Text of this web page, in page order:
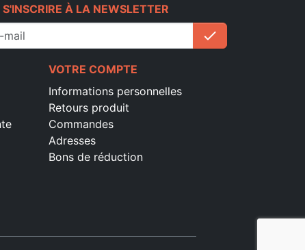
S'INSCRIRE À LA NEWSLETTER
check
VOTRE COMPTE
Informations personnelles
Retours produit
Commandes
Adresses
Bons de réduction